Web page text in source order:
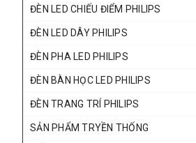
ĐÈN LED CHIẾU ĐIỂM PHILIPS
ĐÈN LED DÂY PHILIPS
ĐÈN PHA LED PHILIPS
ĐÈN BÀN HỌC LED PHILIPS
ĐÈN TRANG TRÍ PHILIPS
SẢN PHẨM TRYỀN THỐNG